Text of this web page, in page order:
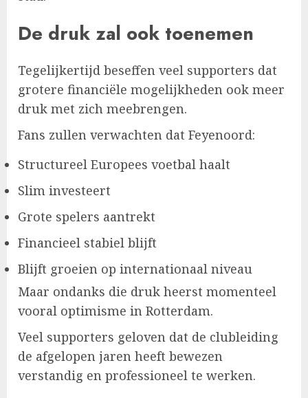
De druk zal ook toenemen
Tegelijkertijd beseffen veel supporters dat
grotere financiële mogelijkheden ook meer
druk met zich meebrengen.
Fans zullen verwachten dat Feyenoord:
Structureel Europees voetbal haalt
Slim investeert
Grote spelers aantrekt
Financieel stabiel blijft
Blijft groeien op internationaal niveau
Maar ondanks die druk heerst momenteel
vooral optimisme in Rotterdam.
Veel supporters geloven dat de clubleiding
de afgelopen jaren heeft bewezen
verstandig en professioneel te werken.